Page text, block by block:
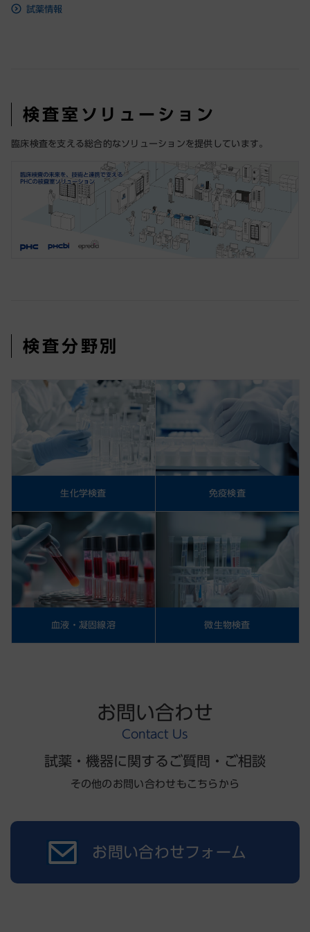
試薬情報
検査室ソリューション
臨床検査を支える総合的なソリューションを提供しています。
検査分野別
生化学検査 免疫検査
血液・凝固線溶 微生物検査
お問い合わせ
Contact Us
試薬・機器に関するご質問・ご相談
その他のお問い合わせもこちらから
お問い合わせフォーム